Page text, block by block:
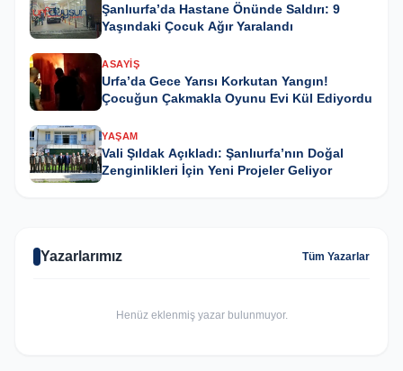
Şanlıurfa’da Hastane Önünde Saldırı: 9
Yaşındaki Çocuk Ağır Yaralandı
ASAYIŞ
Urfa’da Gece Yarısı Korkutan Yangın!
Çocuğun Çakmakla Oyunu Evi Kül Ediyordu
YAŞAM
Vali Şıldak Açıkladı: Şanlıurfa’nın Doğal
Zenginlikleri İçin Yeni Projeler Geliyor
Yazarlarımız Tüm Yazarlar
Henüz eklenmiş yazar bulunmuyor.